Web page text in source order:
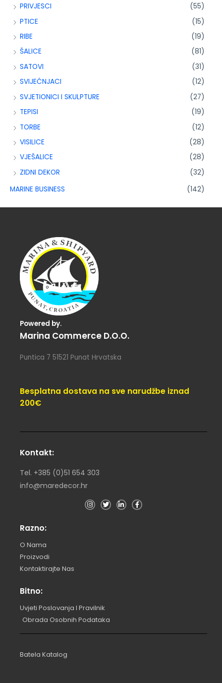
PRIVJESCI
(55)
PTICE
(15)
RIBE
(19)
ŠALICE
(81)
SATOVI
(31)
SVIJEĆNJACI
(12)
SVJETIONICI I SKULPTURE
(27)
TEPISI
(19)
TORBE
(12)
VISILICE
(28)
VJEŠALICE
(28)
ZIDNI DEKOR
(32)
MARINE BUSINESS
(142)
Powered by.
Marina Commerce D.o.o.
Puntica 7 51521 Punat Hrvatska
Besplatna dostava na sve narudžbe iznad
200€
Kontakt:
Tel. +385 (0)51 654 303
info@maredecor.hr
Razno:
O Nama
Proizvodi
Kontaktirajte Nas
Bitno:
Uvjeti Poslovanja I Pravilnik
Obrada Osobnih Podataka
Batela Katalog